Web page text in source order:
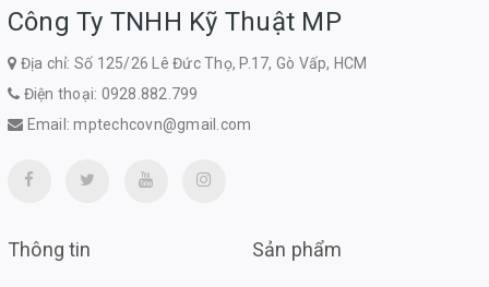
Công Ty TNHH Kỹ Thuật MP
Địa chỉ: Số 125/26 Lê Đức Thọ, P.17, Gò Vấp, HCM
Điện thoại: 0928.882.799
Email:mptechcovn@gmail.com
Thông tin Sản phẩm